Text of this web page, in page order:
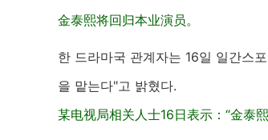
金泰熙将回归本业演员。
한 드라마국 관계자는 16일 일간스
을 맡는다"고 밝혔다.
某电视局相关人士16日表示：“金泰